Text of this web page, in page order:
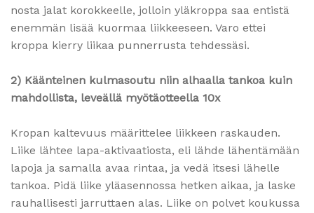
nosta jalat korokkeelle, jolloin yläkroppa saa entistä
enemmän lisää kuormaa liikkeeseen. Varo ettei
kroppa kierry liikaa punnerrusta tehdessäsi.
2) Käänteinen kulmasoutu niin alhaalla tankoa kuin
mahdollista, leveällä myötäotteella 10x
Kropan kaltevuus määrittelee liikkeen raskauden.
Liike lähtee lapa-aktivaatiosta, eli lähde lähentämään
lapoja ja samalla avaa rintaa, ja vedä itsesi lähelle
tankoa. Pidä liike yläasennossa hetken aikaa, ja laske
rauhallisesti jarruttaen alas. Liike on polvet koukussa